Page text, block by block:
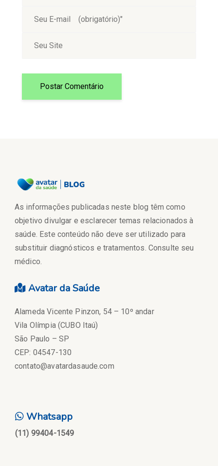
As informações publicadas neste blog têm como
objetivo divulgar e esclarecer temas relacionados à
saúde. Este conteúdo não deve ser utilizado para
substituir diagnósticos e tratamentos. Consulte seu
médico.
Avatar da Saúde
Alameda Vicente Pinzon, 54 – 10º andar
Vila Olímpia (CUBO Itaú)
São Paulo – SP
CEP: 04547-130
contato@avatardasaude.com
Whatsapp
(11) 99404-1549